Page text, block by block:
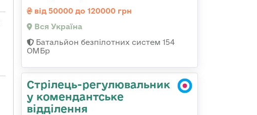
від 50000 до 120000 грн
Вся Україна
Батальйон безпілотних систем 154
ОМБр
Стрілець-регулювальник
у комендантське
відділення